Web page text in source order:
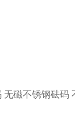
无磁不锈钢砝码